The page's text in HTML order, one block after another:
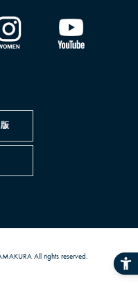
All rights reserved.